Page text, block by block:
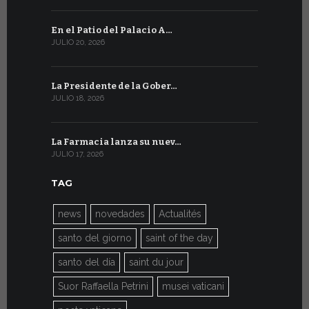
En el Patio del Palacio A…
JULIO 20, 2026
La Presidente de la Gober…
JULIO 18, 2026
La Farmacia lanza su nuev…
JULIO 17, 2026
TAG
news novedades Actualités
santo del giorno saint of the day
santo del día saint du jour
Suor Raffaella Petrini musei vaticani